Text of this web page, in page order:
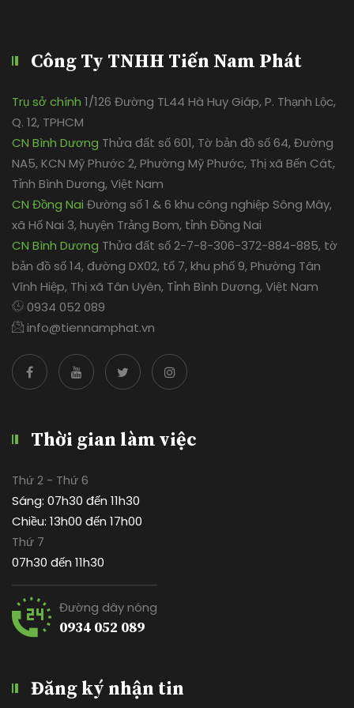
Công Ty TNHH Tiến Nam Phát
Trụ sở chính 1/126 Đường TL44 Hà Huy Giáp, P. Thạnh Lộc,
Q. 12, TPHCM
CN Bình Dương Thửa đất số 601, Tờ bản đồ số 64, Đường
NA5, KCN Mỹ Phước 2, Phường Mỹ Phước, Thị xã Bến Cát,
Tỉnh Bình Dương, Việt Nam
CN Đồng Nai Đường số 1 & 6 khu công nghiệp Sông Mây,
xã Hố Nai 3, huyện Trảng Bom, tỉnh Đồng Nai
CN Bình Dương Thửa đất số 2-7-8-306-372-884-885, tờ
bản đồ số 14, đường DX02, tổ 7, khu phố 9, Phường Tân
Vĩnh Hiệp, Thị xã Tân Uyên, Tỉnh Bình Dương, Việt Nam
0934 052 089
info@tiennamphat.vn
Thời gian làm việc
Thứ 2 - Thứ 6
Sáng: 07h30 đến 11h30
Chiều: 13h00 đến 17h00
Thứ 7
07h30 đến 11h30
Đường dây nóng
0934 052 089
Đăng ký nhận tin